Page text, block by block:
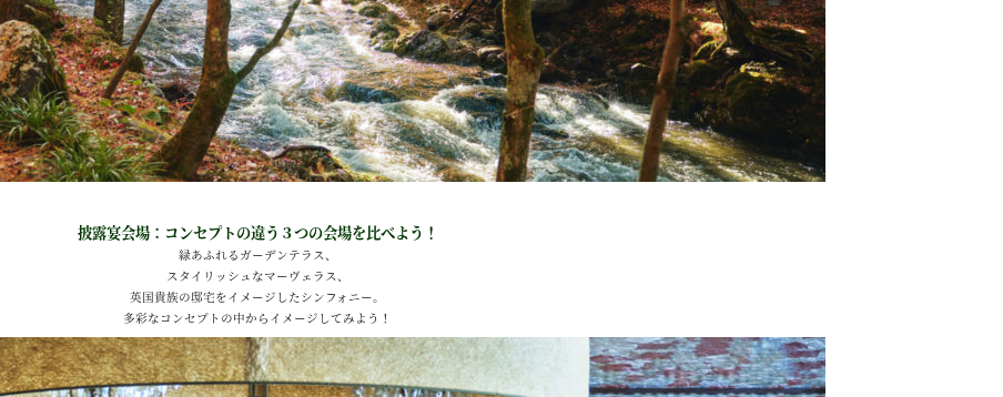
披露宴会場：コンセプトの違う３つの会場を比べよう！
緑あふれるガーデンテラス、
スタイリッシュなマーヴェラス、
英国貴族の邸宅をイメージしたシンフォニー。
多彩なコンセプトの中からイメージしてみよう！